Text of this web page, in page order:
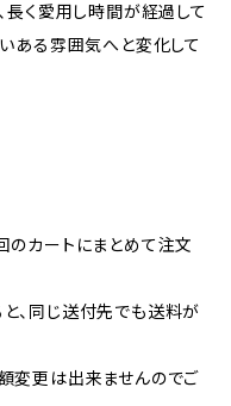
長く愛用し時間が経過して
ある雰囲気へと変化して
のカートにまとめて注文
、同じ送付先でも送料が
変更は出来ませんのでご